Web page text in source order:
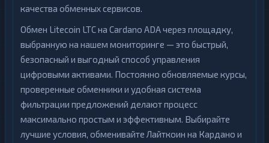
качества обменных сервисов.
Обмен Litecoin LTC на Cardano ADA через площадку,
выбранную на нашем мониторинге — это быстрый,
безопасный и выгодный способ управления
цифровыми активами. Постоянно обновляемые курсы,
проверенные обменники и удобная система
фильтрации предложений делают процесс
максимально простым и эффективным. Выбирайте
лучшие условия, обменивайте Лайткоин на Кардано и